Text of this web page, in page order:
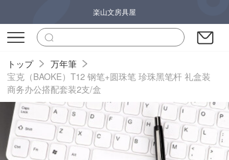
楽山文房具屋
トップ
万年筆
宝克（BAOKE）T12 钢笔+圆珠笔 珍珠黑笔杆 礼盒装
商务办公搭配套装2支/盒